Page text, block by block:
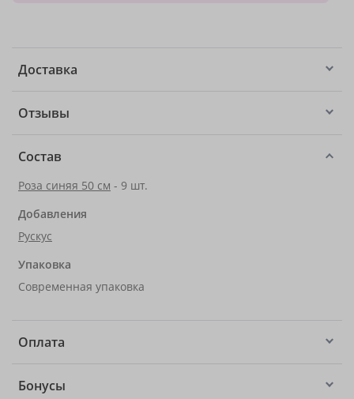
Доставка
Отзывы
Состав
Роза синяя 50 см - 9 шт.
Добавления
Рускус
Упаковка
Современная упаковка
Оплата
Бонусы